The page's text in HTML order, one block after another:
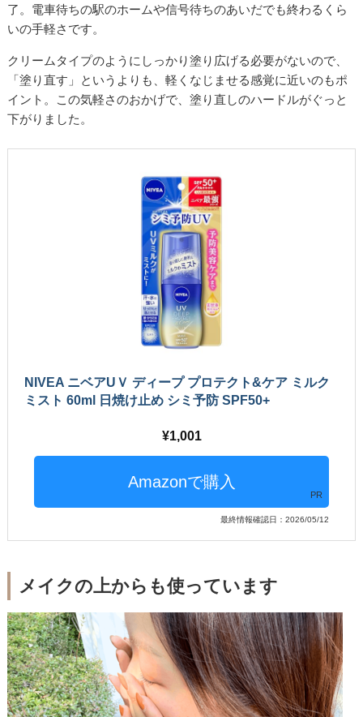
了。電車待ちの駅のホームや信号待ちのあいだでも終わるくら
いの手軽さです。
クリームタイプのようにしっかり塗り広げる必要がないので、
「塗り直す」というよりも、軽くなじませる感覚に近いのもポ
イント。この気軽さのおかげで、塗り直しのハードルがぐっと
下がりました。
NIVEA ニベアUＶ ディープ プロテクト&ケア ミルク
ミスト 60ml 日焼け止め シミ予防 SPF50+
1,001
PR
最終情報確認日：2026/05/12
メイクの上からも使っています